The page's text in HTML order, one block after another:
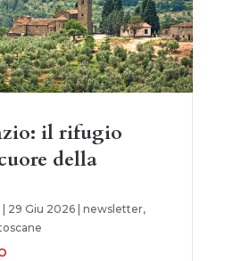
il rifugio
della
29 Giu 2026| newsletter,